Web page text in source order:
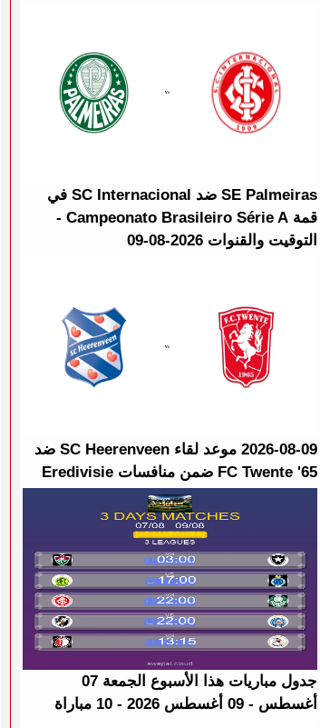
SE Palmeiras ضد SC Internacional في
قمة Campeonato Brasileiro Série A -
التوقيت والقنوات 2026-08-09
2026-08-09 موعد لقاء SC Heerenveen ضد
FC Twente '65 ضمن منافسات Eredivisie
جدول مباريات هذا الأسبوع الجمعة 07
أغسطس - 09 أغسطس 2026 - 10 مباراة